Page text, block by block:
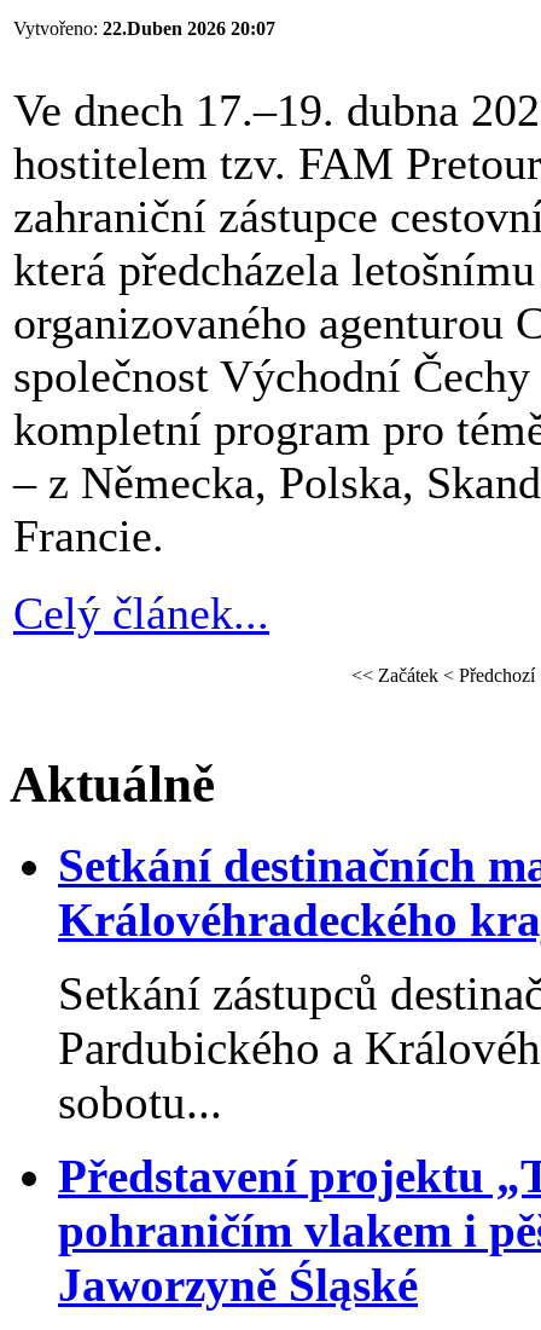
Vytvořeno: 22.Duben 2026 20:07
Ve dnech 17.–19. dubna
hostitelem tzv. FAM
zahraniční zástupce
která předcházela
organizovaného agenturou
společnost Východní
kompletní program pro
– z Německa, Polska,
Francie.
Celý článek...
<< Začátek < Předchozí
Aktuálně
Setkání destinačních
Královéhradeckého
Setkání zástupců
Pardubického a
sobotu...
Představení projektu
pohraničím vlakem i
Jaworzyně Śląské